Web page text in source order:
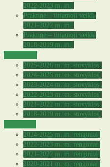
2022-2023 m. m.
Praktinė – tiriamoji veikla
2021-2022 m. m.
Praktinė – tiriamoji veikla
2018-2019 m. m.
2025-2026 m. m. stovyklos
2024-2025 m. m. stovyklos
2023-2024 m. m. stovyklos
2022-2023 m. m. stovyklos
2021-2022 m. m. stovyklos
2018-2019 m. m. stovyklos
2024-2025 m. m. renginiai
2022-2023 m. m. renginiai
2021-2022 m. m. renginiai
2020-2021 m. m. renginiai